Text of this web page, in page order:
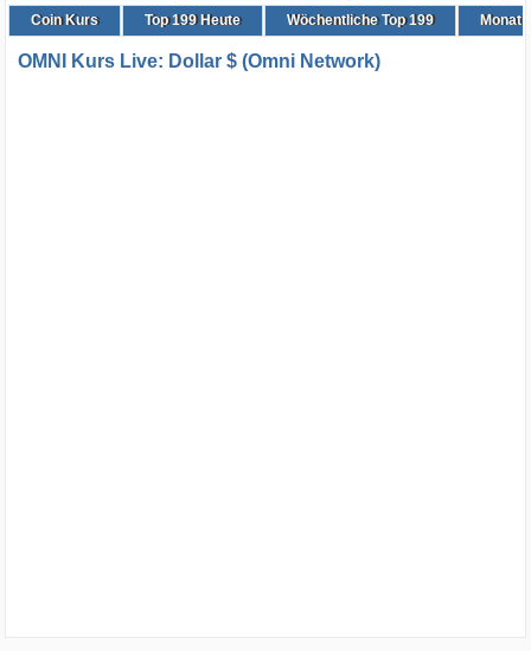
Coin Kurs Top199Heute Wöchentliche Top 199
OMNI Kurs Live: Dollar $ (Omni Network)